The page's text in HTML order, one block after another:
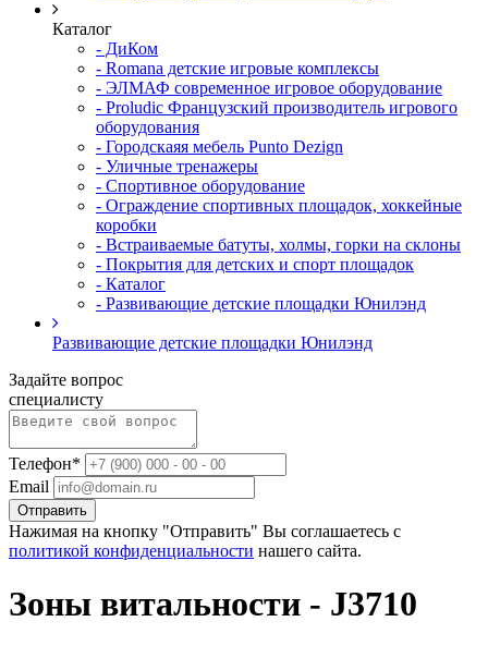
Каталог
- ДиКом
- Romana детские игровые комплексы
- ЭЛМАФ современное игровое оборудование
- Proludic Французский производитель игрового
оборудования
- Городскаяя мебель Punto Dezign
- Уличные тренажеры
- Спортивное оборудование
- Ограждение спортивных площадок, хоккейные
коробки
- Встраиваемые батуты, холмы, горки на склоны
- Покрытия для детских и спорт площадок
- Каталог
- Развивающие детские площадки Юнилэнд
Развивающие детские площадки Юнилэнд
Задайте вопрос
специалисту
Телефон*
Email
Отправить
Нажимая на кнопку "Отправить" Вы соглашаетесь с
политикой конфиденциальности нашего сайта.
Зоны витальности - J3710